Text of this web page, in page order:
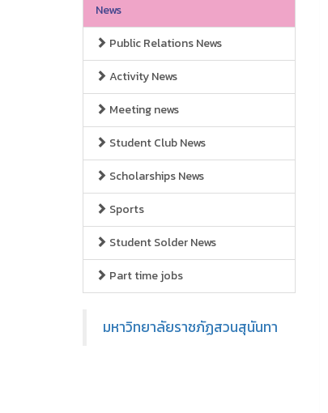
News
Public Relations News
Activity News
Meeting news
Student Club News
Scholarships News
Sports
Student Solder News
Part time jobs
มหาวิทยาลัยราชภัฏสวนสุนันทา